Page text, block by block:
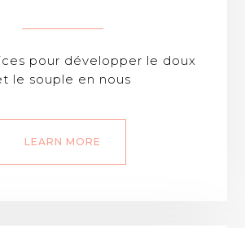
pour développer le doux
le souple en nous
LEARN MORE